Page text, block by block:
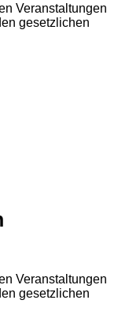
3Veranstaltungen
gesetzlichen
Veranstaltungen
gesetzlichen